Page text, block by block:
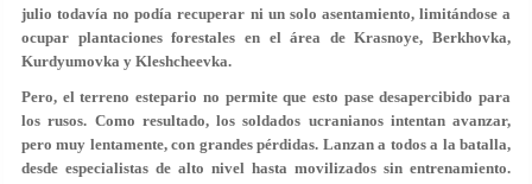
julio todavía no podía recuperar ni un solo asentamiento, limitándose a
ocupar plantaciones forestales en el área de Krasnoye, Berkhovka,
Kurdyumovka y Kleshcheevka.
Pero, el terreno estepario no permite que esto pase desapercibido para
los rusos. Como resultado, los soldados ucranianos intentan avanzar,
pero muy lentamente, con grandes pérdidas. Lanzan a todos a la batalla,
desde especialistas de alto nivel hasta movilizados sin entrenamiento.